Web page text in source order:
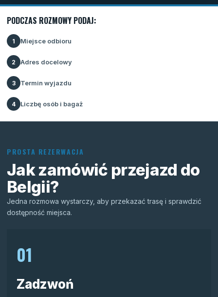
PODCZAS ROZMOWY PODAJ:
1 Miejsce odbioru
2 Adres docelowy
3 Termin wyjazdu
4 Liczbę osób i bagaż
PROSTA REZERWACJA
Jak zamówić przejazd do
Belgii?
Jedna rozmowa wystarczy, aby przekazać trasę i sprawdzić
dostępność miejsca.
01
Zadzwoń